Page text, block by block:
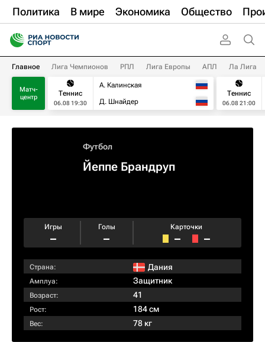
Политика В мире Экономика Общество
Главное Лига Чемпионов РПЛ Лига Европы АПЛ Ла Лига
Матч-
центр
Теннис
06.08 19:30
А. Калинская
Д. Шнайдер
Теннис
06.08 21:00
Футбол
Йеппе Брандруп
Игры
–
Голы
–
Карточки
– –
Страна: Дания
Амплуа: Защитник
Возраст: 41
Рост: 184 см
Вес: 78 кг